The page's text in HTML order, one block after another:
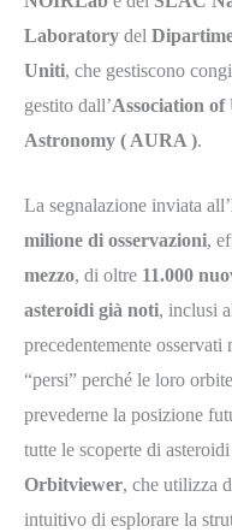
Laboratory del
Uniti, che gestiscono
gestito dall’Association of
Astronomy ( AURA ).
La segnalazione inviata all’
milione di osservazioni,
mezzo, di oltre 11.000
asteroidi già noti, inclusi
precedentemente osservati
“persi” perché le loro
prevederne la posizione
tutte le scoperte di
Orbitviewer, che utilizza
intuitivo di esplorare la